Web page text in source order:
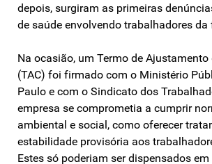
depois, surgiram as primeiras
de saúde envolvendo trabalhadores da
Na ocasião, um Termo de Ajustamento
(TAC) foi firmado com o Ministério
Paulo e com o Sindicato dos
empresa se comprometia a cumprir
ambiental e social, como oferecer
estabilidade provisória aos
Estes só poderiam ser dispensados